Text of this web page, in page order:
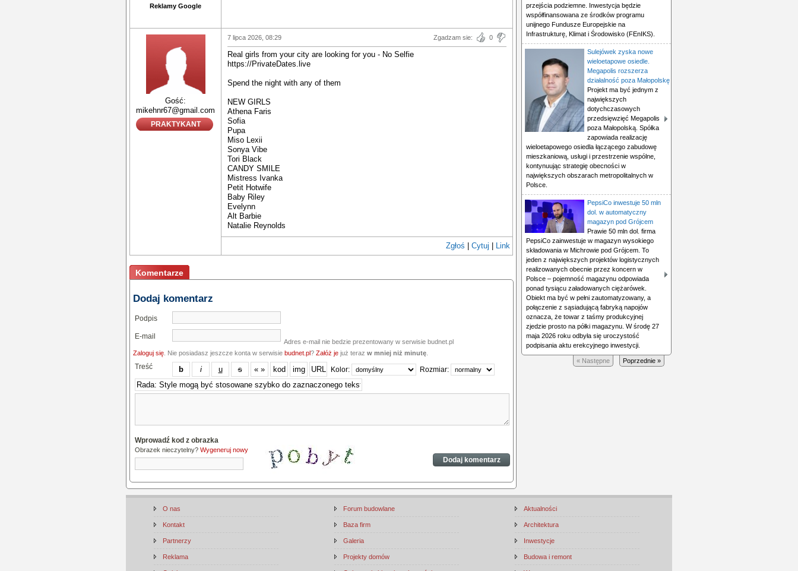
Reklamy Google
Gość:
mikehnr67@gmail.com
PRAKTYKANT
7 lipca 2026, 08:29 Zgadzam sie: 0
Real girls from your city are looking for you - No Selfie
https://PrivateDates.live
Spend the night with any of them
NEW GIRLS
Athena Faris
Sofia
Pupa
Miso Lexii
Sonya Vibe
Tori Black
CANDY SMILE
Mistress Ivanka
Petit Hotwife
Baby Riley
Evelynn
Alt Barbie
Natalie Reynolds
Zgłoś Cytuj Link
Komentarze
Dodaj komentarz
Podpis
E-mail
Adres e-mail nie bedzie prezentowany w serwisie budnet.pl
Zaloguj się . Nie posiadasz jeszcze konta w serwisie budnet.pl? Załóż je już teraz w mniej niż minutę
Treść Kolor: Rozmiar:
Wprowadź kod z obrazka
Obrazek nieczytelny? Wygeneruj nowy
przejścia podziemne. Inwestycja będzie
współfinansowana ze środków programu
unijnego Fundusze Europejskie na
Infrastrukturę, Klimat i Środowisko (FEnIKS).
Sulejówek zyska nowe
wieloetapowe osiedle.
Megapolis rozszerza
działalność poza Małopolskę
Projekt ma być jednym z
największych
dotychczasowych
przedsięwzięć Megapolis
poza Małopolską. Spółka
zapowiada realizację
wieloetapowego osiedla łączącego zabudowę
mieszkaniową, usługi i przestrzenie wspólne,
kontynuując strategię obecności w
największych obszarach metropolitalnych w
Polsce.
PepsiCo inwestuje 50 mln
dol. w automatyczny
magazyn pod Grójcem
Prawie 50 mln dol. firma
PepsiCo zainwestuje w magazyn wysokiego
składowania w Michrowie pod Grójcem. To
jeden z największych projektów logistycznych
realizowanych obecnie przez koncern w
Polsce – pojemność magazynu odpowiada
ponad tysiącu załadowanych ciężarówek.
Obiekt ma być w pełni zautomatyzowany, a
połączenie z sąsiadującą fabryką napojów
oznacza, że towar z taśmy produkcyjnej
zjedzie prosto na półki magazynu. W środę 27
maja 2026 roku odbyła się uroczystość
podpisania aktu erekcyjnego inwestycji.
Poprzednie »
« Następne
O nas
Kontakt
Partnerzy
Reklama
Forum budowlane
Baza firm
Galeria
Projekty domów
Aktualności
Architektura
Inwestycje
Budowa i remont